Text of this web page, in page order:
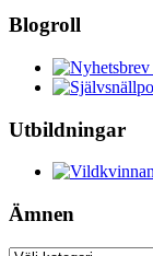
Blogroll
Utbildningar
Ämnen